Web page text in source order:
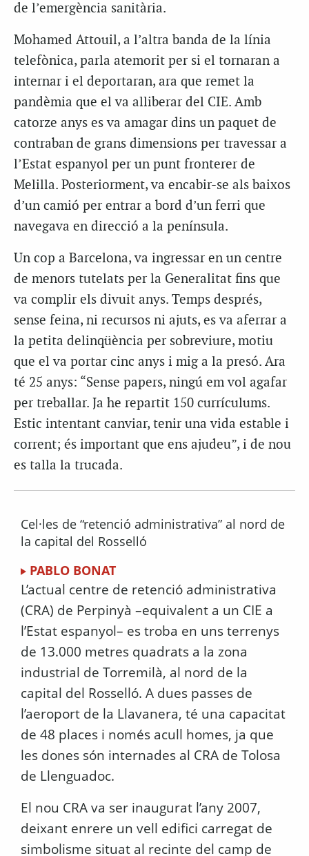
de l’emergència sanitària.
Mohamed Attouil, a l’altra banda de la línia
telefònica, parla atemorit per si el tornaran a
internar i el deportaran, ara que remet la
pandèmia que el va alliberar del CIE. Amb
catorze anys es va amagar dins un paquet de
contraban de grans dimensions per travessar a
l’Estat espanyol per un punt fronterer de
Melilla. Posteriorment, va encabir-se als baixos
d’un camió per entrar a bord d’un ferri que
navegava en direcció a la península.
Un cop a Barcelona, va ingressar en un centre
de menors tutelats per la Generalitat fins que
va complir els divuit anys. Temps després,
sense feina, ni recursos ni ajuts, es va aferrar a
la petita delinqüència per sobreviure, motiu
que el va portar cinc anys i mig a la presó. Ara
té 25 anys: “Sense papers, ningú em vol agafar
per treballar. Ja he repartit 150 currículums.
Estic intentant canviar, tenir una vida estable i
corrent; és important que ens ajudeu”, i de nou
es talla la trucada.
Cel·les de “retenció administrativa” al nord de
la capital del Rosselló
PABLO BONAT
L’actual centre de retenció administrativa
(CRA) de Perpinyà –equivalent a un CIE a
l’Estat espanyol– es troba en uns terrenys
de 13.000 metres quadrats a la zona
industrial de Torremilà, al nord de la
capital del Rosselló. A dues passes de
l’aeroport de la Llavanera, té una capacitat
de 48 places i només acull homes, ja que
les dones són internades al CRA de Tolosa
de Llenguadoc.
El nou CRA va ser inaugurat l’any 2007,
deixant enrere un vell edifici carregat de
simbolisme situat al recinte del camp de